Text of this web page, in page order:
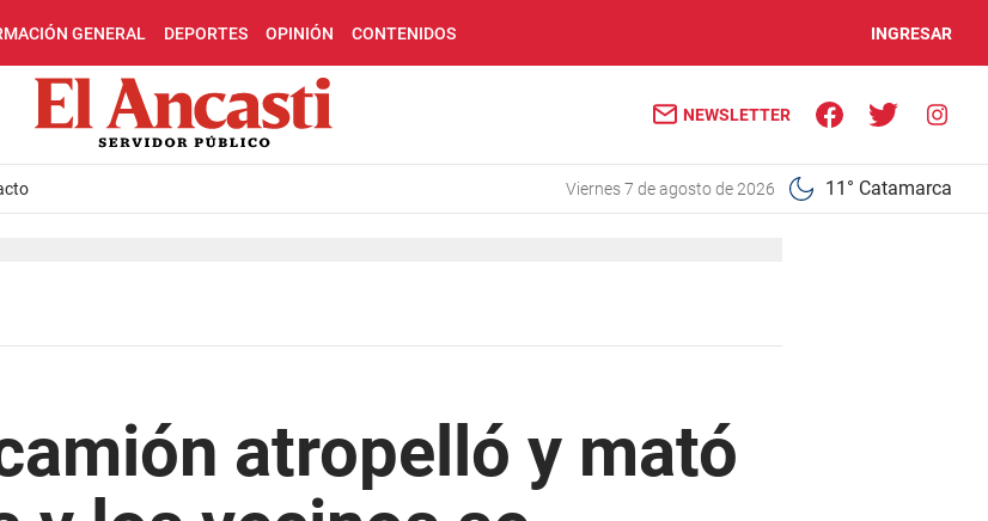
GENERAL DEPORTES OPINIÓN CONTENIDOS INGRESAR
NEWSLETTER
viernes 7 de agosto de 2026 11° Catamarca
atropelló y mató